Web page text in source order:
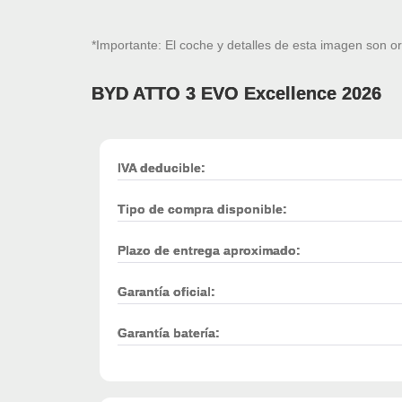
*Importante: El coche y detalles de esta imagen son
BYD ATTO 3 EVO Excellence 2026
IVA deducible:
Tipo de compra disponible:
Plazo de entrega aproximado:
Garantía oficial:
Garantía batería: